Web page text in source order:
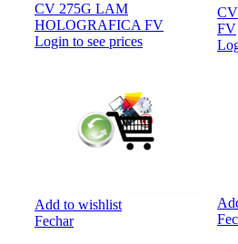
CV 275G LAM
HOLOGRAFICA FV
Login to see prices
FV
Add to wishlist
Fechar